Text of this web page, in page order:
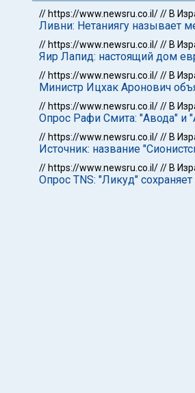
// https://www.newsru.co.il/// В
Ливни: Нетаниягу называет
// https://www.newsru.co.il/// В
Яир Лапид: настоящий дом
// https://www.newsru.co.il/// В
Министр Ицхак Аронович
// https://www.newsru.co.il/// В
Опрос Рафи Смита: "Авода" и
// https://www.newsru.co.il/// В
Источник: название
// https://www.newsru.co.il/// В
Опрос TNS: "Ликуд"